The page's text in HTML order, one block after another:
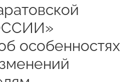
особенностях